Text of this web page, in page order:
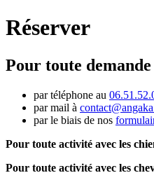
Réserver
Pour toute
par téléphone au
par mail à
par le biais de nos
Pour toute activité avec les
Pour toute activité avec les